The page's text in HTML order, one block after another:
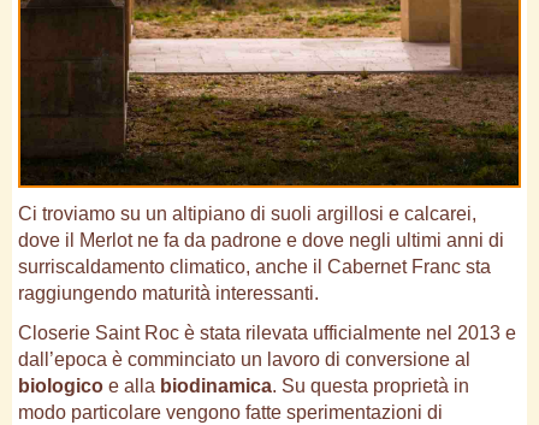
Ci troviamo su un altipiano di suoli argillosi e calcarei,
dove il Merlot ne fa da padrone e dove negli ultimi anni di
surriscaldamento climatico, anche il Cabernet Franc sta
raggiungendo maturità interessanti.
Closerie Saint Roc è stata rilevata ufficialmente nel 2013 e
dall’epoca è comminciato un lavoro di conversione al
biologico e alla biodinamica. Su questa proprietà in
modo particolare vengono fatte sperimentazioni di